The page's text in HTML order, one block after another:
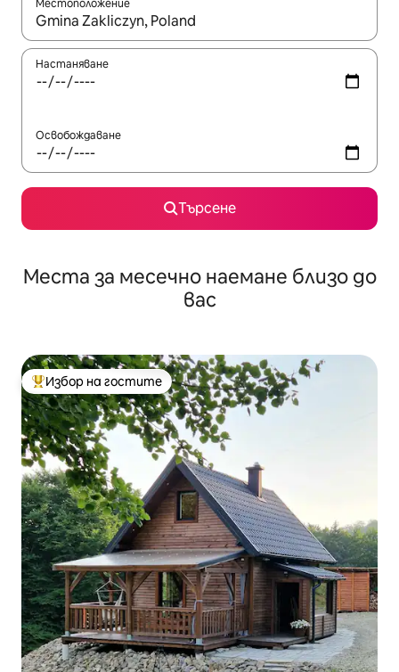
Местоположение
Когато резултатите се покажат, използвайте
Настаняване
Освобождаване
Търсене
Места за месечно наемане близо до
вас
Най-популярен избор на гостите
Избор на гостите